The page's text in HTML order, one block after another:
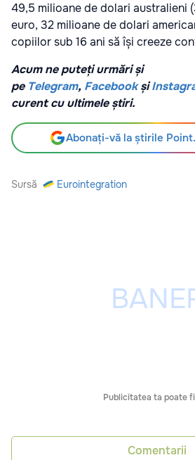
49,5 milioane de dolari australieni
euro, 32 milioane de dolari
copiilor sub 16 ani să își creeze
Acum ne puteți urmări și
pe Telegram, Facebook și
curent cu ultimele știri.
Abonați-vă la știrile
Sursă Eurointegration
Publicitatea ta poate
Comentarii